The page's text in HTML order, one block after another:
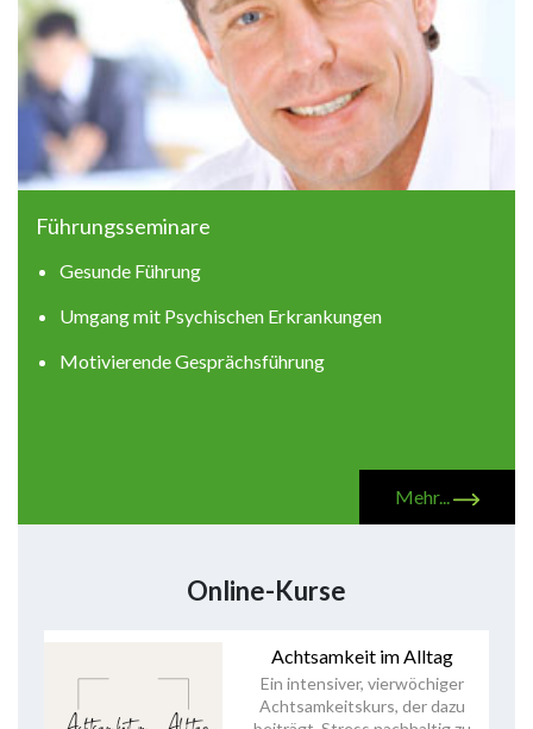
Führungsseminare
Gesunde Führung
Umgang mit Psychischen Erkrankungen
Motivierende Gesprächsführung
Mehr...
Online-Kurse
Achtsamkeit im Alltag
Ein intensiver, vierwöchiger
Achtsamkeitskurs, der dazu